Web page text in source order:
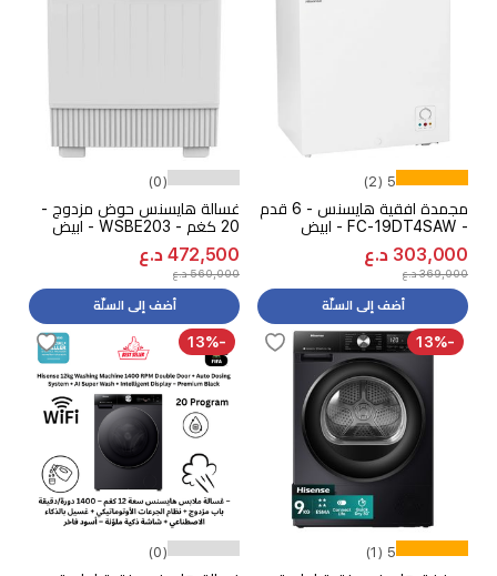
5 (2)
مجمدة افقية هايسنس - 6 قدم
- FC-19DT4SAW - ابيض
303,000 د.ع
369,000 د.ع
أضف إلى السلّة
(0)
غسالة هايسنس حوض مزدوج -
20 كغم - WSBE203 - ابيض
472,500 د.ع
560,000 د.ع
أضف إلى السلّة
-13%
5 (1)
-13%
(0)